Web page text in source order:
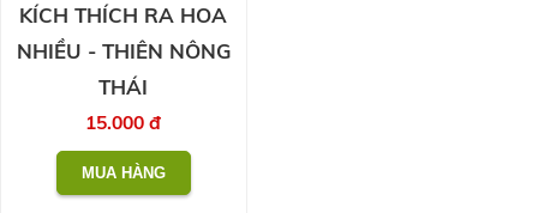
KÍCH THÍCH RA HOA
NHIỀU - THIÊN NÔNG
THÁI
15.000 đ